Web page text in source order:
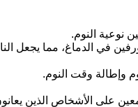
نوعية النوم.
في الدماغ، مما يجعل
وإطالة وقت النوم.
على الأشخاص الذين